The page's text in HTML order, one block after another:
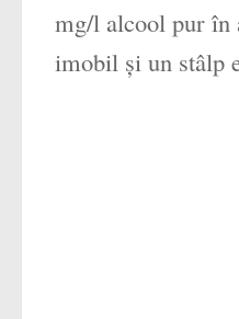
mg/l alcool pur în
imobil şi un stâlp